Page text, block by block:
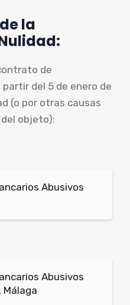
la
de
del 5 de enero de
(o por otras causas
objeto):
Abusivos
Abusivos
Málaga